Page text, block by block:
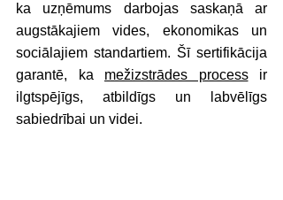
ka uzņēmums darbojas saskaņā ar
augstākajiem vides, ekonomikas un
sociālajiem standartiem. Šī sertifikācija
garantē, ka mežizstrādes process ir
ilgtspējīgs, atbildīgs un labvēlīgs
sabiedrībai un videi.